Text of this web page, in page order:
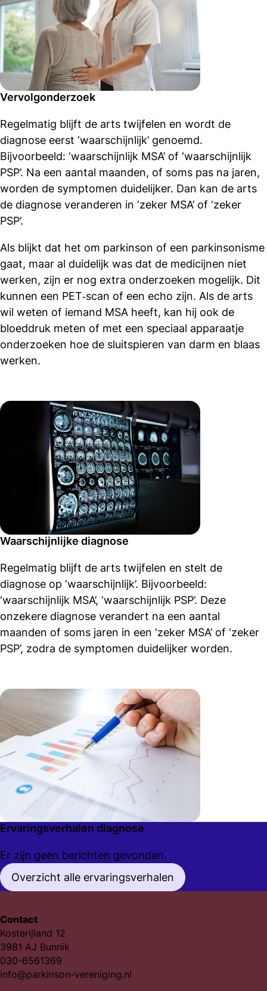
Vervolgonderzoek
Regelmatig blijft de arts twijfelen en wordt de
diagnose eerst ‘waarschijnlijk’ genoemd.
Bijvoorbeeld: ‘waarschijnlijk MSA’ of ‘waarschijnlijk
PSP’. Na een aantal maanden, of soms pas na jaren,
worden de symptomen duidelijker. Dan kan de arts
de diagnose veranderen in ‘zeker MSA’ of ‘zeker
PSP’.
Als blijkt dat het om parkinson of een parkinsonisme
gaat, maar al duidelijk was dat de medicijnen niet
werken, zijn er nog extra onderzoeken mogelijk. Dit
kunnen een PET‑scan of een echo zijn. Als de arts
wil weten of iemand MSA heeft, kan hij ook de
bloeddruk meten of met een speciaal apparaatje
onderzoeken hoe de sluitspieren van darm en blaas
werken.
Waarschijnlijke diagnose
Regelmatig blijft de arts twijfelen en stelt de
diagnose op ‘waarschijnlijk’. Bijvoorbeeld:
‘waarschijnlijk MSA’, ‘waarschijnlijk PSP’. Deze
onzekere diagnose verandert na een aantal
maanden of soms jaren in een ‘zeker MSA’ of ‘zeker
PSP’, zodra de symptomen duidelijker worden.
Ervaringsverhalen diagnose
Er zijn geen berichten gevonden.
Overzicht alle ervaringsverhalen
Contact
Kosterijland 12
3981 AJ Bunnik
030-6561369
info@parkinson-vereniging.nl